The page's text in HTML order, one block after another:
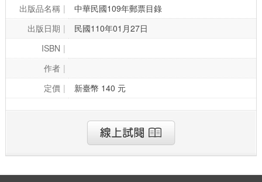
出版品名稱
中華民國109年郵票目錄
出版日期
民國110年01月27日
ISBN
作者
定價
新臺幣 140 元